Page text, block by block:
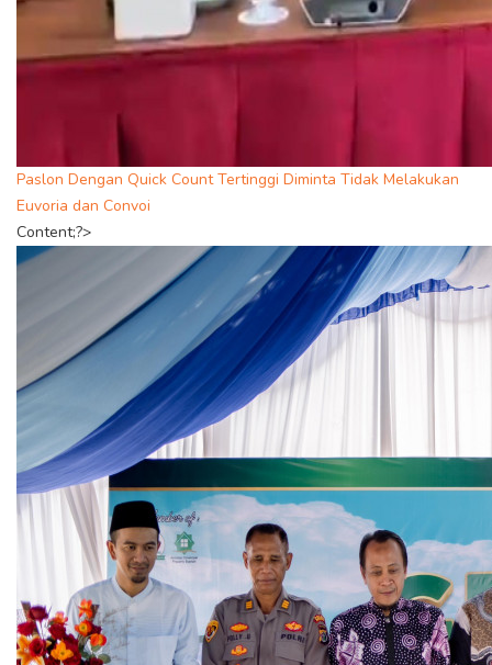
Paslon Dengan Quick Count Tertinggi Diminta Tidak Melakukan
Euvoria dan Convoi
Content;?>